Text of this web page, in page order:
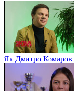
Як Дмитро Комаров